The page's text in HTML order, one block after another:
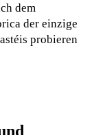
dem
der einzige
probieren